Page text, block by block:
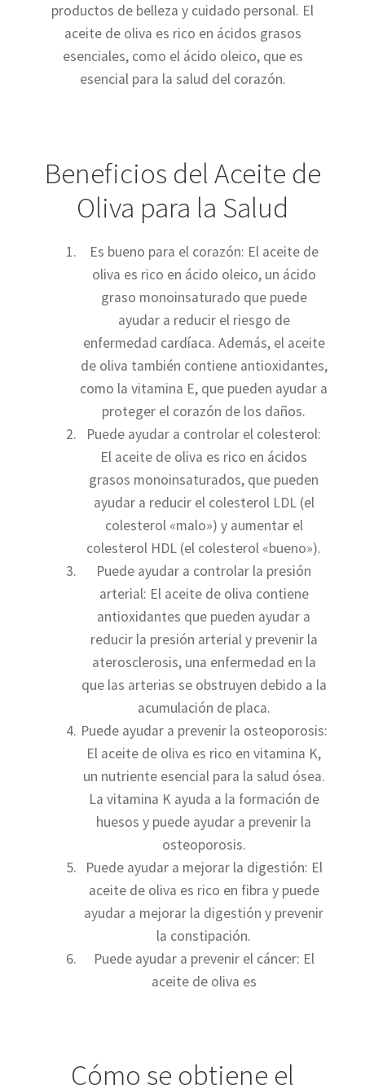
productos de belleza y cuidado personal. El
aceite de oliva es rico en ácidos grasos
esenciales, como el ácido oleico, que es
esencial para la salud del corazón.
Beneficios del Aceite de
Oliva para la Salud
Es bueno para el corazón: El aceite de
oliva es rico en ácido oleico, un ácido
graso monoinsaturado que puede
ayudar a reducir el riesgo de
enfermedad cardíaca. Además, el aceite
de oliva también contiene antioxidantes,
como la vitamina E, que pueden ayudar a
proteger el corazón de los daños.
Puede ayudar a controlar el colesterol:
El aceite de oliva es rico en ácidos
grasos monoinsaturados, que pueden
ayudar a reducir el colesterol LDL (el
colesterol «malo») y aumentar el
colesterol HDL (el colesterol «bueno»).
Puede ayudar a controlar la presión
arterial: El aceite de oliva contiene
antioxidantes que pueden ayudar a
reducir la presión arterial y prevenir la
aterosclerosis, una enfermedad en la
que las arterias se obstruyen debido a la
acumulación de placa.
Puede ayudar a prevenir la osteoporosis:
El aceite de oliva es rico en vitamina K,
un nutriente esencial para la salud ósea.
La vitamina K ayuda a la formación de
huesos y puede ayudar a prevenir la
osteoporosis.
Puede ayudar a mejorar la digestión: El
aceite de oliva es rico en fibra y puede
ayudar a mejorar la digestión y prevenir
la constipación.
Puede ayudar a prevenir el cáncer: El
aceite de oliva es
Cómo se obtiene el